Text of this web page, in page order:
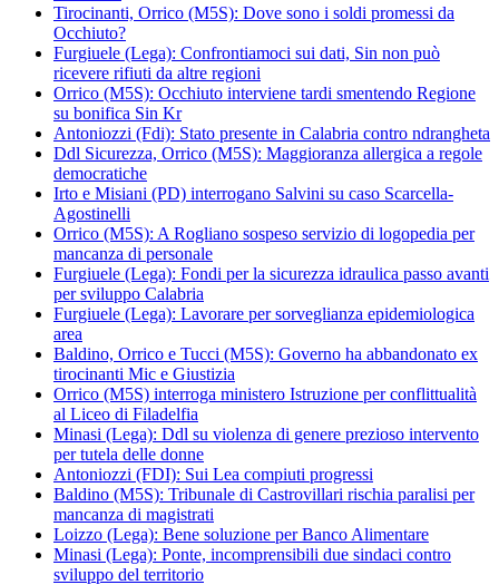
Tirocinanti, Orrico (M5S): Dove sono i soldi promessi da
Occhiuto?
Furgiuele (Lega): Confrontiamoci sui dati, Sin non può
ricevere rifiuti da altre regioni
Orrico (M5S): Occhiuto interviene tardi smentendo Regione
su bonifica Sin Kr
Antoniozzi (Fdi): Stato presente in Calabria contro ndrangheta
Ddl Sicurezza, Orrico (M5S): Maggioranza allergica a regole
democratiche
Irto e Misiani (PD) interrogano Salvini su caso Scarcella-
Agostinelli
Orrico (M5S): A Rogliano sospeso servizio di logopedia per
mancanza di personale
Furgiuele (Lega): Fondi per la sicurezza idraulica passo avanti
per sviluppo Calabria
Furgiuele (Lega): Lavorare per sorveglianza epidemiologica
area
Baldino, Orrico e Tucci (M5S): Governo ha abbandonato ex
tirocinanti Mic e Giustizia
Orrico (M5S) interroga ministero Istruzione per conflittualità
al Liceo di Filadelfia
Minasi (Lega): Ddl su violenza di genere prezioso intervento
per tutela delle donne
Antoniozzi (FDI): Sui Lea compiuti progressi
Baldino (M5S): Tribunale di Castrovillari rischia paralisi per
mancanza di magistrati
Loizzo (Lega): Bene soluzione per Banco Alimentare
Minasi (Lega): Ponte, incomprensibili due sindaci contro
sviluppo del territorio